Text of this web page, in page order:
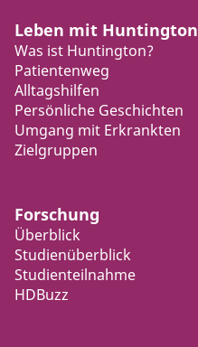
Leben mit Huntington
Was ist Huntington?
Patientenweg
Alltagshilfen
Persönliche Geschichten
Umgang mit Erkrankten
Zielgruppen
Forschung
Überblick
Studienüberblick
Studienteilnahme
HDBuzz